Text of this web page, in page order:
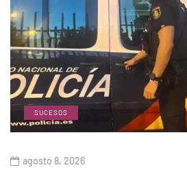
SUCESOS
agosto 8, 2026